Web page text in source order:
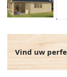
Vind uw